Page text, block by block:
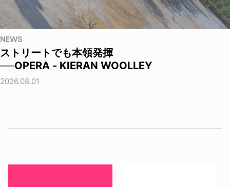
NEWS
ストリートでも本領発揮
──OPERA - KIERAN WOOLLEY
2026.08.01